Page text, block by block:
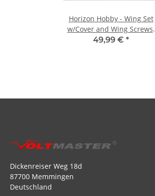
Horizon Hobby - Wing Set
w/Cover and Wing Screws:
Conscendo E (EFL01652)
49,99 € *
Dickenreiser Weg 18d
87700 Memmingen
Deutschland